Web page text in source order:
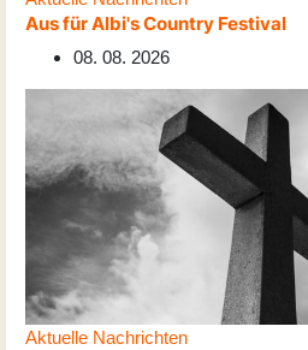
Aus für Albi's Country Festival
08. 08. 2026
Aktuelle Nachrichten